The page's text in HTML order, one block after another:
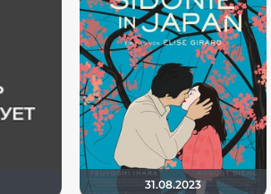
31.08.2023